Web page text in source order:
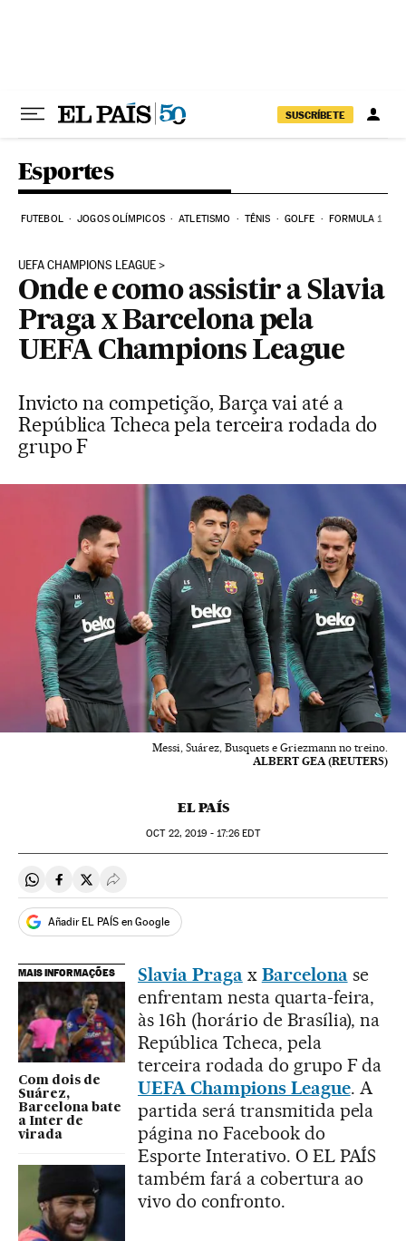
SUSCRÍBETE
Esportes
FUTEBOL JOGOS OLÍMPICOS ATLETISMO TÊNIS GOLFE FORMULA 1
UEFA CHAMPIONS LEAGUE
Onde e como assistir a Slavia
Praga x Barcelona pela
UEFA Champions League
Invicto na competição, Barça vai até a
República Tcheca pela terceira rodada do
grupo F
Messi, Suárez, Busquets e Griezmann no treino.
ALBERT GEA (REUTERS)
EL PAÍS
OCT22, 2019 - 17:26 EDT
Compartir en Whatsapp
Compartir en Facebook
Compartir en Twitter
Desplegar Redes Sociales
Añadir EL PAÍS en Google
MAIS INFORMAÇÕES
Com dois de
Suárez,
Barcelona bate
a Inter de
virada
Slavia Praga x Barcelona se
enfrentam nesta quarta-feira,
às 16h (horário de Brasília), na
República Tcheca, pela
terceira rodada do grupo F da
UEFA Champions League. A
partida será transmitida pela
página no Facebook do
Esporte Interativo. O EL PAÍS
também fará a cobertura ao
vivo do confronto.